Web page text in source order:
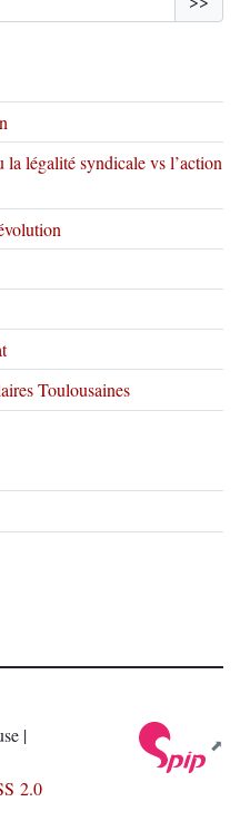
légalité syndicale vs l’action
Toulousaines
|
2.0